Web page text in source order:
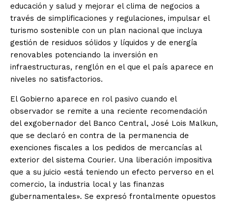
educación y salud y mejorar el clima de negocios a
través de simplificaciones y regulaciones, impulsar el
turismo sostenible con un plan nacional que incluya
gestión de residuos sólidos y líquidos y de energía
renovables potenciando la inversión en
infraestructuras, renglón en el que el país aparece en
niveles no satisfactorios.
El Gobierno aparece en rol pasivo cuando el
observador se remite a una reciente recomendación
del exgobernador del Banco Central, José Lois Malkun,
que se declaró en contra de la permanencia de
exenciones fiscales a los pedidos de mercancías al
exterior del sistema Courier. Una liberación impositiva
que a su juicio «está teniendo un efecto perverso en el
comercio, la industria local y las finanzas
gubernamentales». Se expresó frontalmente opuestos